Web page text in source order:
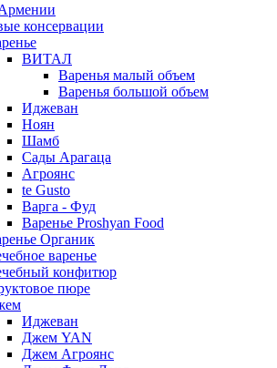
консервации
ВИТАЛ
Варенья малый объем
Варенья большой объем
Иджеван
Ноян
Шамб
Сады Арагаца
Агроянс
te Gusto
Варга - Фуд
Варенье Proshyan Food
Органик
варенье
конфитюр
пюре
Иджеван
Джем YAN
Джем Агроянс